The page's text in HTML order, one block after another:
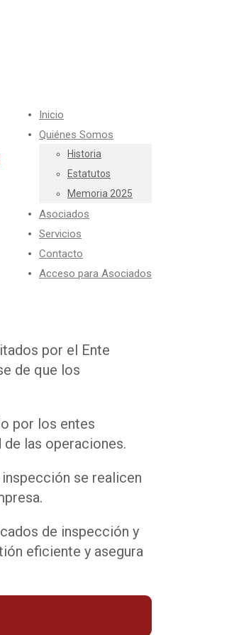
Inicio
Quiénes Somos
Historia
Estatutos
Memoria 2025
Asociados
Servicios
Contacto
Acceso para Asociados
por el Ente
de que los
por los entes
las operaciones.
se realicen
de inspección y
eficiente y asegura